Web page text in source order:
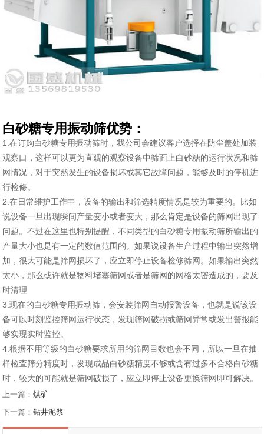
白砂糖专用振动筛优势：
1.在订购白砂糖专用振动筛时，我公司会建议客户选择在防尘盖处加装
观察口，这样可以更为直观的观察设备中筛面上白砂糖的运行状况和筛
网情况，对于突然发生的设备损坏或其它故障问题，能够及时的停机进
行检修。
2.在日常维护工作中，设备的输出和筛选精度情况是较为重要的。比如
说设备一旦出现瞬间产量变小或者变大，那么肯定是设备的筛网出现了
问题。不过在这里也特别提醒，不同类型的白砂糖专用振动筛所输出的
产量大小也是有一定的数值范围的。如果说设备生产过程中输出突然增
加，很大可能是筛网损坏了，应立即停止设备检修筛网。如果输出突然
太小，那么或许就是物料堵塞筛网或者是筛网的网格太密造成的，要及
时清理
3.现在的白砂糖专用振动筛，会安装筛网自动报警设备，也就是说该设
备可以时刻监控筛网运行状态，发现筛网破损或筛网异常或发出警报能
够实现实时监控。
4.根据不用等级的白砂糖要求所用的筛网目数也会不同，所以一旦在抽
样检查筛分精度时，发现成品白砂糖精度不够或含有过多不合格白砂糖
时，较大的可能就是筛网破损了，应立即停止设备更换筛网即可解决。
上一篇：煤矿
下一篇：钻井泥浆